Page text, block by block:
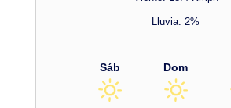
Lluvia: 2%
Sáb Dom